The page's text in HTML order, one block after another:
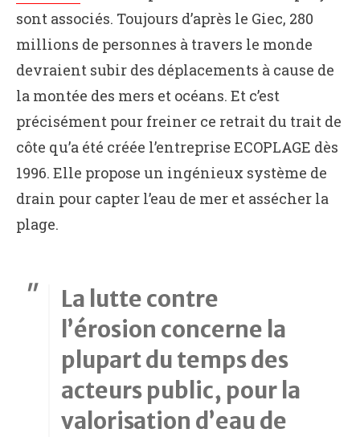
sont associés. Toujours d’après le Giec, 280
millions de personnes à travers le monde
devraient subir des déplacements à cause de
la montée des mers et océans. Et c’est
précisément pour freiner ce retrait du trait de
côte qu’a été créée l’entreprise ECOPLAGE dès
1996. Elle propose un ingénieux système de
drain pour capter l’eau de mer et assécher la
plage.
La lutte contre
l’érosion concerne la
plupart du temps des
acteurs public, pour la
valorisation d’eau de